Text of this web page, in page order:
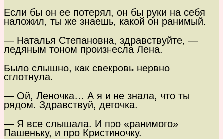
Если бы он ее потерял, он бы руки на себя
наложил, ты же знаешь, какой он ранимый.
— Наталья Степановна, здравствуйте, —
ледяным тоном произнесла Лена.
Было слышно, как свекровь нервно
сглотнула.
— Ой, Леночка… А я и не знала, что ты
рядом. Здравствуй, деточка.
— Я все слышала. И про «ранимого»
Пашеньку, и про Кристиночку.